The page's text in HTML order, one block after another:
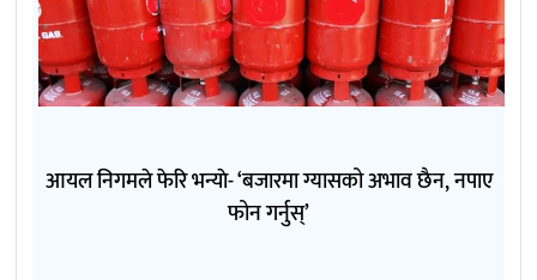
आयल निगमले फेरि भन्याे- ‘बजारमा ग्यासको अभाव छैन, नपाए
फोन गर्नुस्’